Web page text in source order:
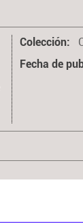
Colección
Fecha de